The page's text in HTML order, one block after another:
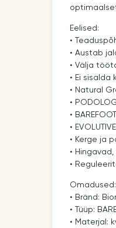
Eelised:
•
• Austab
• Välja
• Ei sisalda
• Natural
•
•
•
• Kerge ja
•
•
Omadused:
• Bränd:
• Tüüp:
• Materjal: